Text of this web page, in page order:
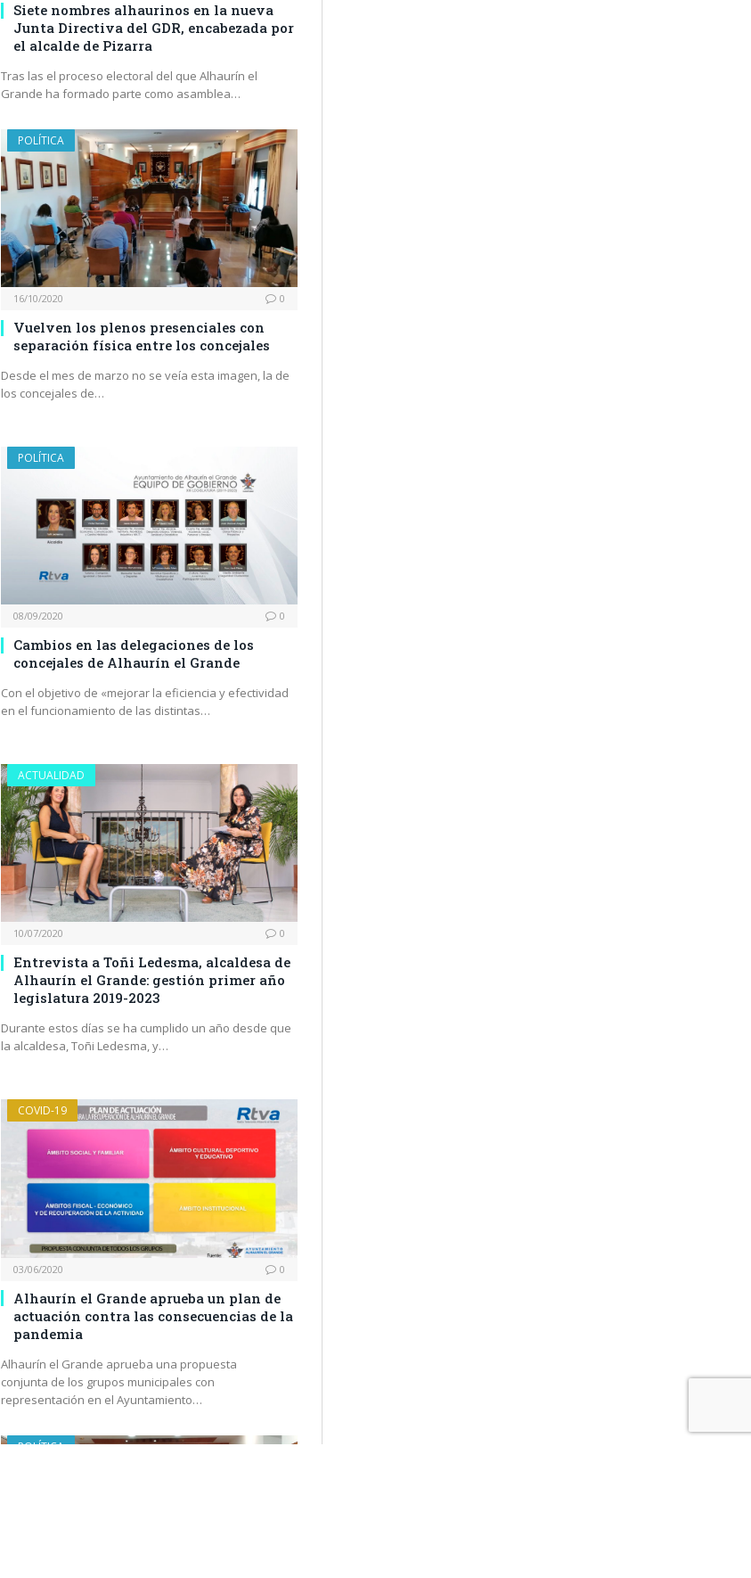
Siete nombres alhaurinos en la nueva
Junta Directiva del GDR, encabezada por
el alcalde de Pizarra
Tras las el proceso electoral del que Alhaurín el
Grande ha formado parte como asamblea…
POLÍTICA
16/10/2020 0
Vuelven los plenos presenciales con
separación física entre los concejales
Desde el mes de marzo no se veía esta imagen, la de
los concejales de…
POLÍTICA
08/09/2020 0
Cambios en las delegaciones de los
concejales de Alhaurín el Grande
Con el objetivo de «mejorar la eficiencia y efectividad
en el funcionamiento de las distintas…
ACTUALIDAD
10/07/2020 0
Entrevista a Toñi Ledesma, alcaldesa de
Alhaurín el Grande: gestión primer año
legislatura 2019-2023
Durante estos días se ha cumplido un año desde que
la alcaldesa, Toñi Ledesma, y…
COVID-19
03/06/2020 0
Alhaurín el Grande aprueba un plan de
actuación contra las consecuencias de la
pandemia
Alhaurín el Grande aprueba una propuesta
conjunta de los grupos municipales con
representación en el Ayuntamiento…
POLÍTICA